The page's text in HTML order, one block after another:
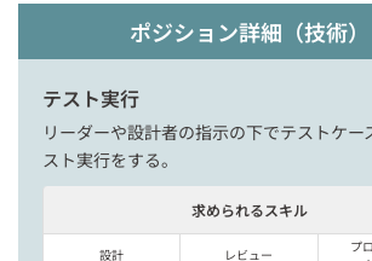
ポジション詳細（技術）
テスト実行
リーダーや設計者の指示の下でテストケー
スト実行をする。
求められるスキル
設計 レビュー
プ